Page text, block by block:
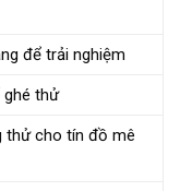
để trải nghiệm
ghé thử
thử cho tín đồ mê